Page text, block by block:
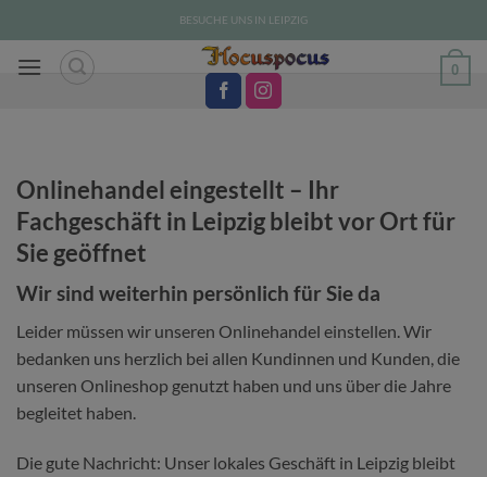
Inhalt
springen
BESUCHE UNS IN LEIPZIG
0
Onlinehandel eingestellt – Ihr
Fachgeschäft in Leipzig bleibt vor Ort für
Sie geöffnet
Wir sind weiterhin persönlich für Sie da
Leider müssen wir unseren Onlinehandel einstellen. Wir
bedanken uns herzlich bei allen Kundinnen und Kunden, die
unseren Onlineshop genutzt haben und uns über die Jahre
begleitet haben.
Die gute Nachricht: Unser lokales Geschäft in Leipzig bleibt